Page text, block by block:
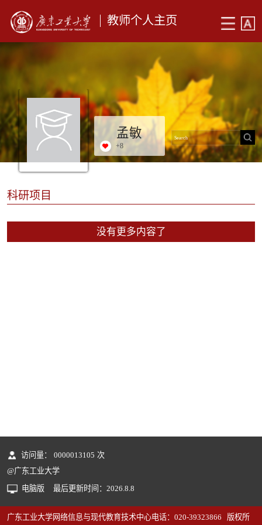
教师个人主页
孟敏
+8
科研项目
没有更多内容了
访问量： 0000013105 次
@广东工业大学
电脑版
最后更新时间： 2026 8 8
广东工业大学网络信息与现代教育技术中心电话：020-39323866 版权所